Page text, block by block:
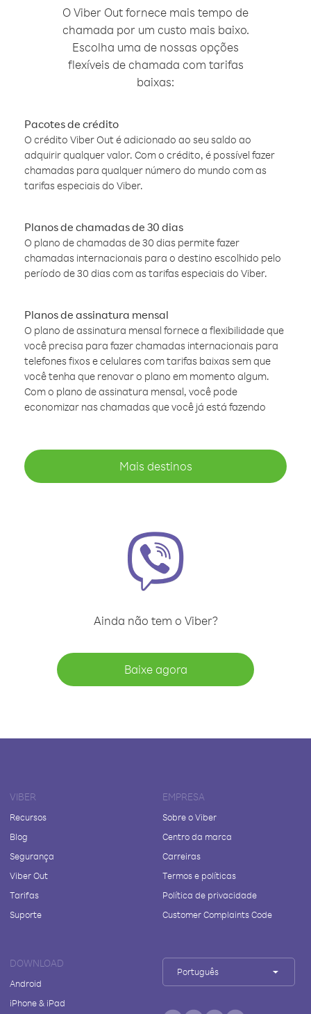
O Viber Out fornece mais tempo de
chamada por um custo mais baixo.
Escolha uma de nossas opções
flexíveis de chamada com tarifas
baixas:
Pacotes de crédito
O crédito Viber Out é adicionado ao seu saldo ao
adquirir qualquer valor. Com o crédito, é possível fazer
chamadas para qualquer número do mundo com as
tarifas especiais do Viber.
Planos de chamadas de 30 dias
O plano de chamadas de 30 dias permite fazer
chamadas internacionais para o destino escolhido pelo
período de 30 dias com as tarifas especiais do Viber.
Planos de assinatura mensal
O plano de assinatura mensal fornece a flexibilidade que
você precisa para fazer chamadas internacionais para
telefones fixos e celulares com tarifas baixas sem que
você tenha que renovar o plano em momento algum.
Com o plano de assinatura mensal, você pode
economizar nas chamadas que você já está fazendo
Mais destinos
Ainda não tem o Viber?
Baixe agora
VIBER
Recursos
Blog
Segurança
Viber Out
Tarifas
Suporte
EMPRESA
Sobre o Viber
Centro da marca
Carreiras
Termos e políticas
Política de privacidade
Customer Complaints Code
DOWNLOAD
Android
iPhone & iPad
Português